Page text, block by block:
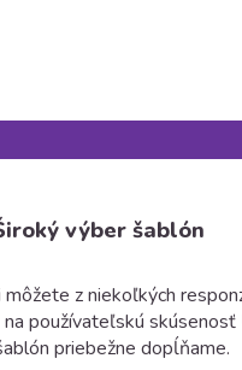
výber šablón
z niekoľkých
používateľskú
priebežne dopĺňame.